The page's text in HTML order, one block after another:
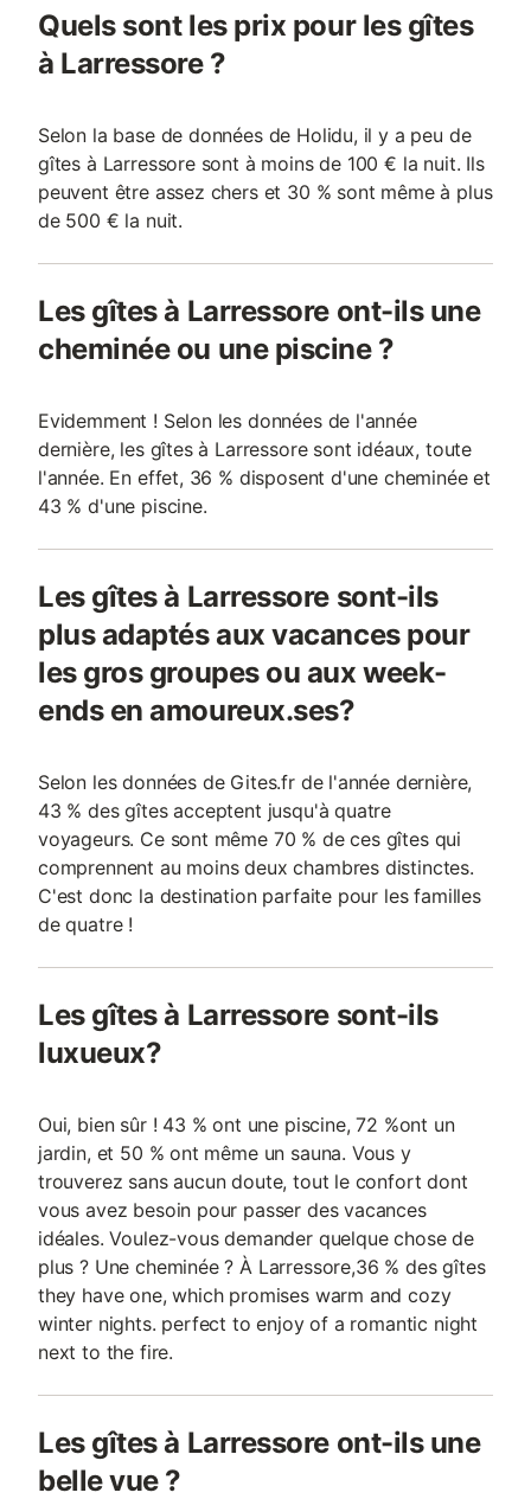
Quels sont les prix pour les gîtes
à Larressore ?
Selon la base de données de Holidu, il y a peu de
gîtes à Larressore sont à moins de 100 € la nuit. Ils
peuvent être assez chers et 30 % sont même à plus
de 500 € la nuit.
Les gîtes à Larressore ont-ils une
cheminée ou une piscine ?
Evidemment ! Selon les données de l'année
dernière, les gîtes à Larressore sont idéaux, toute
l'année. En effet, 36 % disposent d'une cheminée et
43 % d'une piscine.
Les gîtes à Larressore sont-ils
plus adaptés aux vacances pour
les gros groupes ou aux week-
ends en amoureux.ses?
Selon les données de Gites.fr de l'année dernière,
43 % des gîtes acceptent jusqu'à quatre
voyageurs. Ce sont même 70 % de ces gîtes qui
comprennent au moins deux chambres distinctes.
C'est donc la destination parfaite pour les familles
de quatre !
Les gîtes à Larressore sont-ils
luxueux?
Oui, bien sûr ! 43 % ont une piscine, 72 %ont un
jardin, et 50 % ont même un sauna. Vous y
trouverez sans aucun doute, tout le confort dont
vous avez besoin pour passer des vacances
idéales. Voulez-vous demander quelque chose de
plus ? Une cheminée ? À Larressore,36 % des gîtes
they have one, which promises warm and cozy
winter nights. perfect to enjoy of a romantic night
next to the fire.
Les gîtes à Larressore ont-ils une
belle vue ?